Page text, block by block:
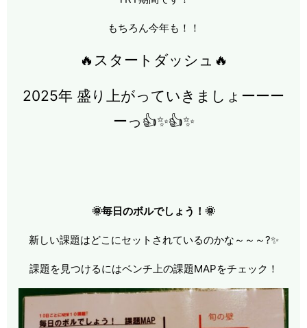
もちろん今年も！！
🔥スタートダッシュ🔥
2025年 盛り上がっていきましょーーー
ーっ👍✨👍✨
🌞毎日のボルでしょう！🌞
新しい課題はどこにセットされているのかな～～～?✨
課題を見つけるにはベンチ上の課題MAPをチェック！